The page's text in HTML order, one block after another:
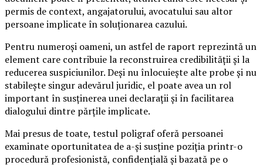
permis de context, angajatorului, avocatului sau altor
persoane implicate în soluționarea cazului.
Pentru numeroși oameni, un astfel de raport reprezintă un
element care contribuie la reconstruirea credibilității și la
reducerea suspiciunilor. Deși nu înlocuiește alte probe și nu
stabilește singur adevărul juridic, el poate avea un rol
important în susținerea unei declarații și în facilitarea
dialogului dintre părțile implicate.
Mai presus de toate, testul poligraf oferă persoanei
examinate oportunitatea de a-și susține poziția printr-o
procedură profesionistă, confidențială și bazată pe o